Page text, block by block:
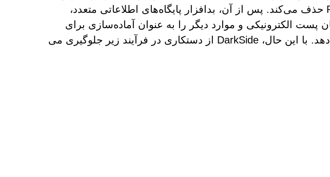
خطر از طریق یک فرمان PowerShell حذف می‌کند. پس از آن، بدافزار پایگاه‌های اطلاعاتی متعدد،
پست الکترونیکی و موارد دیگر را به عنوان آماده‌سازی برای
شروع روال رمزگذاری خود پایان می‌دهد. با این حال، DarkSide از دستکاری در فرآیند زیر جلوگیری می